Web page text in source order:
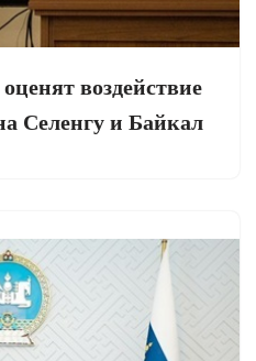
воздействие
Селенгу и Байкал